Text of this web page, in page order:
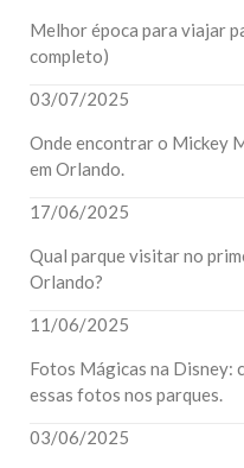
Melhor época para viajar
completo)
03/07/2025
Onde encontrar o Mickey
em Orlando.
17/06/2025
Qual parque visitar no
Orlando?
11/06/2025
Fotos Mágicas na Disney:
essas fotos nos parques.
03/06/2025